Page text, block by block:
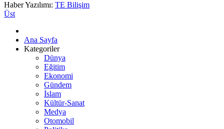
Haber Yazılımı: TE Bilişim
Üst
Ana Sayfa
Kategoriler
Dünya
Eğitim
Ekonomi
Gündem
İslam
Kültür-Sanat
Medya
Otomobil